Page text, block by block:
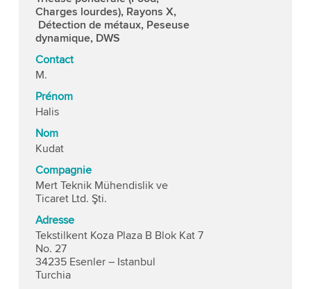
Charges lourdes), Rayons X,
Détection de métaux, Peseuse
dynamique, DWS
Contact
M.
Prénom
Halis
Nom
Kudat
Compagnie
Mert Teknik Mühendislik ve
Ticaret Ltd. Şti.
Adresse
Tekstilkent Koza Plaza B Blok Kat 7
No. 27
34235 Esenler – Istanbul
Turchia